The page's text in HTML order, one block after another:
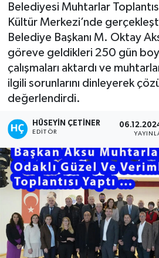
Belediyesi Muhtarlar
Kültür Merkezi’nde
Belediye Başkanı M. Oktay
göreve geldikleri 250 gün
çalışmaları aktardı ve
ilgili sorunlarını dinleyerek
değerlendirdi.
HÜSEYIN ÇETINER
EDITÖR